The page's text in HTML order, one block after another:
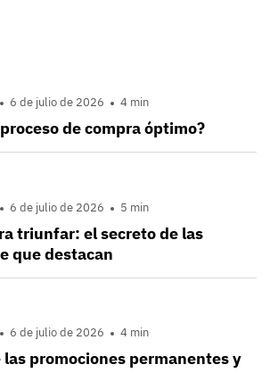
6 de julio de 2026 4 min
de compra óptimo?
6 de julio de 2026 5 min
triunfar: el secreto de las
que destacan
6 de julio de 2026 4 min
las promociones permanentes y